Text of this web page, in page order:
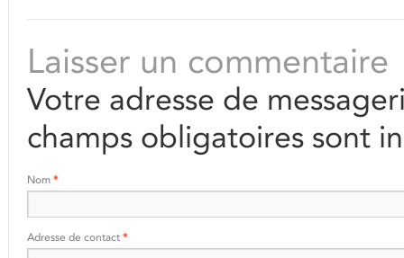
Laisser un commentaire
Votre adresse de
champs obligatoires sont
Nom *
Adresse de contact *